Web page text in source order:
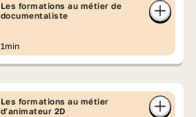
Les formations au métier de
documentaliste
1min
Les formations au métier
d'animateur 2D